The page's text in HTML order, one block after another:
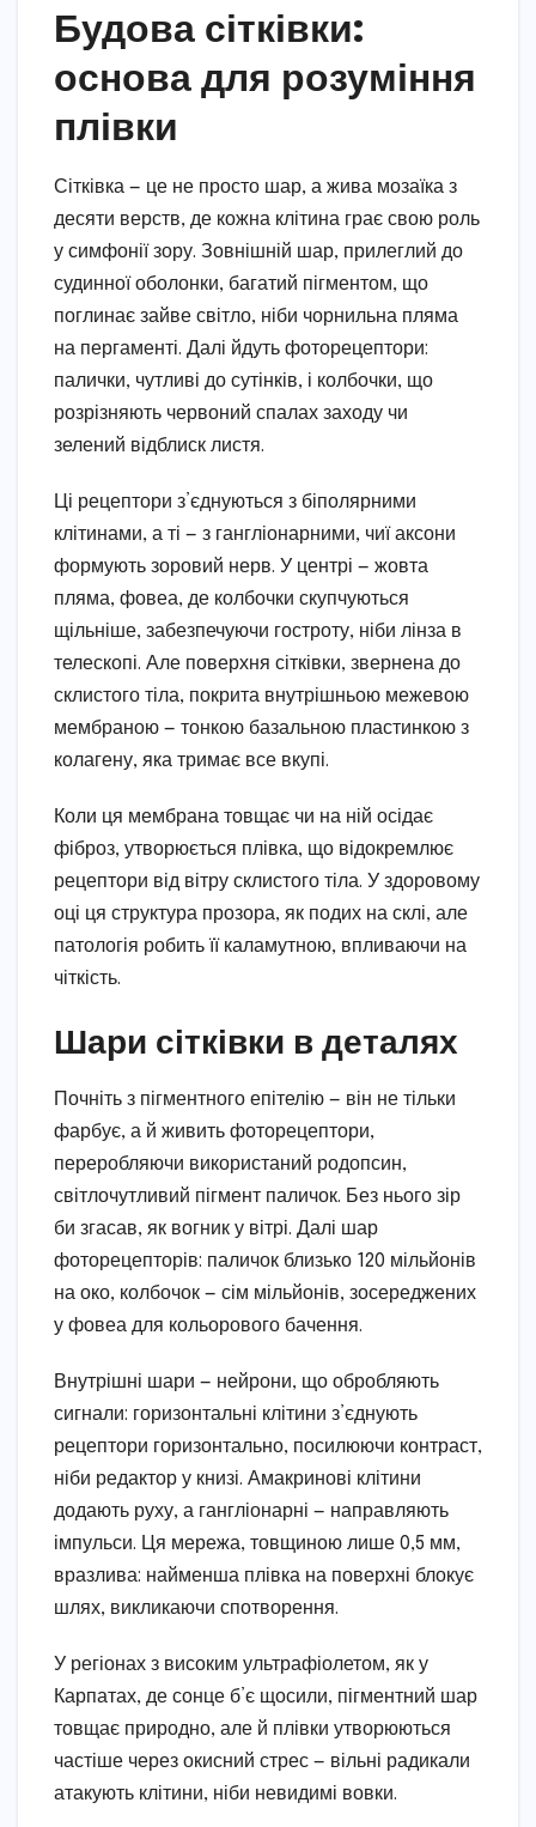
Будова сітківки:
основа для розуміння
плівки
Сітківка — це не просто шар, а жива мозаїка з
десяти верств, де кожна клітина грає свою роль
у симфонії зору. Зовнішній шар, прилеглий до
судинної оболонки, багатий пігментом, що
поглинає зайве світло, ніби чорнильна пляма
на пергаменті. Далі йдуть фоторецептори:
палички, чутливі до сутінків, і колбочки, що
розрізняють червоний спалах заходу чи
зелений відблиск листя.
Ці рецептори з’єднуються з біполярними
клітинами, а ті — з гангліонарними, чиї аксони
формують зоровий нерв. У центрі — жовта
пляма, фовеа, де колбочки скупчуються
щільніше, забезпечуючи гостроту, ніби лінза в
телескопі. Але поверхня сітківки, звернена до
склистого тіла, покрита внутрішньою межевою
мембраною — тонкою базальною пластинкою з
колагену, яка тримає все вкупі.
Коли ця мембрана товщає чи на ній осідає
фіброз, утворюється плівка, що відокремлює
рецептори від вітру склистого тіла. У здоровому
оці ця структура прозора, як подих на склі, але
патологія робить її каламутною, впливаючи на
чіткість.
Шари сітківки в деталях
Почніть з пігментного епітелію — він не тільки
фарбує, а й живить фоторецептори,
переробляючи використаний родопсин,
світлочутливий пігмент паличок. Без нього зір
би згасав, як вогник у вітрі. Далі шар
фоторецепторів: паличок близько 120 мільйонів
на око, колбочок — сім мільйонів, зосереджених
у фовеа для кольорового бачення.
Внутрішні шари — нейрони, що обробляють
сигнали: горизонтальні клітини з’єднують
рецептори горизонтально, посилюючи контраст,
ніби редактор у книзі. Амакринові клітини
додають руху, а гангліонарні — направляють
імпульси. Ця мережа, товщиною лише 0,5 мм,
вразлива: найменша плівка на поверхні блокує
шлях, викликаючи спотворення.
У регіонах з високим ультрафіолетом, як у
Карпатах, де сонце б’є щосили, пігментний шар
товщає природно, але й плівки утворюються
частіше через окисний стрес — вільні радикали
атакують клітини, ніби невидимі вовки.